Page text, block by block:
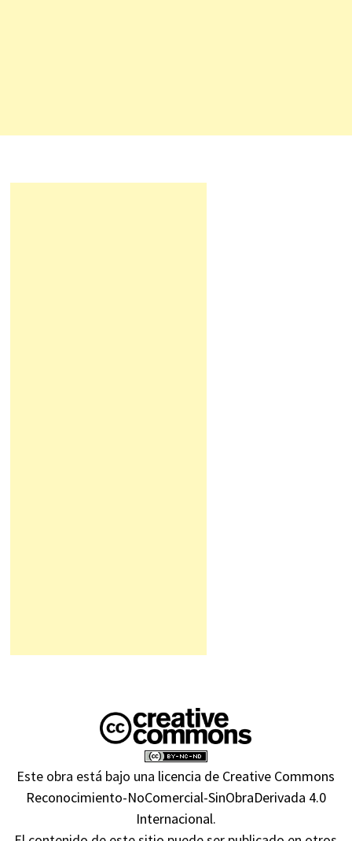
Este obra está bajo una licencia de Creative Commons
Reconocimiento-NoComercial-SinObraDerivada 4.0
Internacional.